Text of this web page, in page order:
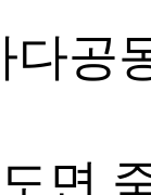
다공
면